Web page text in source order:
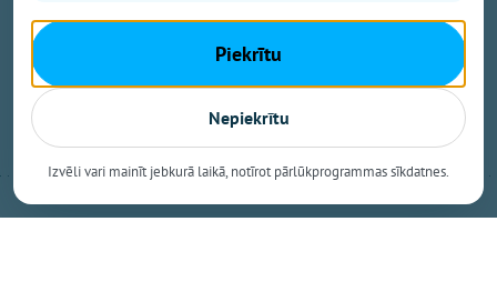
būs +23...+25 grādu robežās.
Dalīties
Kopēt saiti
Nākamais raksts
Piekrītu
Nepiekrītu
Izvēli vari mainīt jebkurā laikā, notīrot pārlūkprogrammas sīkdatnes.